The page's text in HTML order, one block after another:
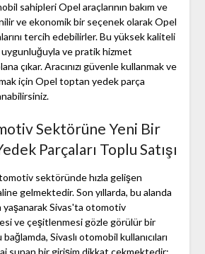
sahipleri Opel araçlarının bakım ve
ve ekonomik bir seçenek olarak Opel
tercih edebilirler. Bu yüksek kaliteli
ve pratik hizmet
çıkar. Aracınızı güvenle kullanmak ve
için Opel toptan yedek parça
Sektörüne Yeni Bir
Parçaları Toplu Satışı
sektöründe hızla gelişen
gelmektedir. Son yıllarda, bu alanda
yaşanarak Sivas'ta otomotiv
ve çeşitlenmesi gözle görülür bir
Sivaslı otomobil kullanıcıları